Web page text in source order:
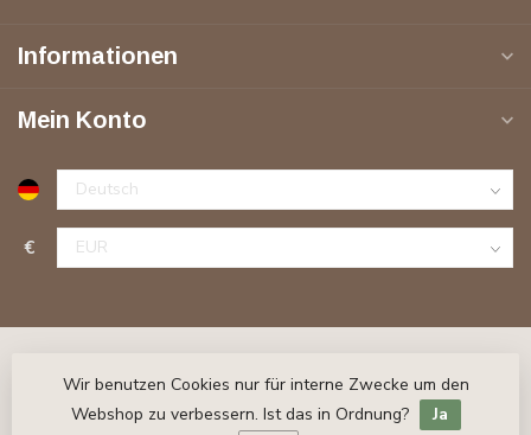
Informationen
Mein Konto
€
Wir benutzen Cookies nur für interne Zwecke um den
Webshop zu verbessern. Ist das in Ordnung?
Ja